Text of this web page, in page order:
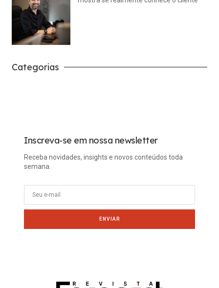
Categorias
Inscreva-se em nossa newsletter
Receba novidades, insights e novos conteúdos toda
semana.
ENVIAR